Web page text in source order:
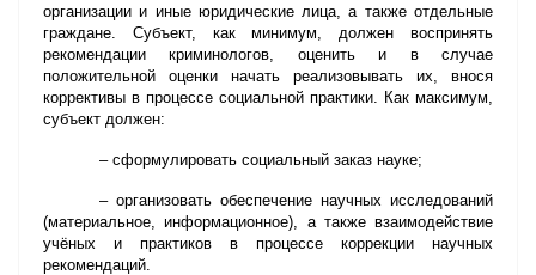
организации и иные юридические лица, а также отдельные
граждане. Субъект, как минимум, должен воспринять
рекомендации криминологов, оценить и в случае
положительной оценки начать реализовывать их, внося
коррективы в процессе социальной практики. Как максимум,
субъект должен:
– сформулировать социальный заказ науке;
– организовать обеспечение научных исследований
(материальное, информационное), а также взаимодействие
учёных и практиков в процессе коррекции научных
рекомендаций.